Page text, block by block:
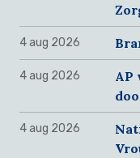
4 aug 2026
4 aug 2026
AP
4 aug 2026